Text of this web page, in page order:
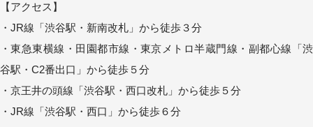
【アクセス】
・JR線「渋谷駅・新南改札」から徒歩３分
・東急東横線・田園都市線・東京メトロ半蔵門線・副都心線「渋
谷駅・C2番出口」から徒歩５分
・京王井の頭線「渋谷駅・西口改札」から徒歩５分
・JR線「渋谷駅・西口」から徒歩６分